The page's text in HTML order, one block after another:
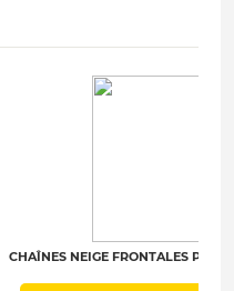
CHAÎNES NEIGE FRONTALES